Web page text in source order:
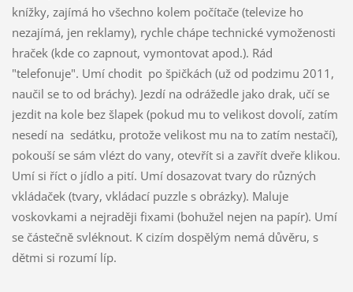
knížky, zajímá ho všechno kolem počítače (televize ho
nezajímá, jen reklamy), rychle chápe technické vymoženosti
hraček (kde co zapnout, vymontovat apod.). Rád
"telefonuje". Umí chodit po špičkách (už od podzimu 2011,
naučil se to od bráchy). Jezdí na odrážedle jako drak, učí se
jezdit na kole bez šlapek (pokud mu to velikost dovolí, zatím
nesedí na sedátku, protože velikost mu na to zatím nestačí),
pokouší se sám vlézt do vany, otevřít si a zavřít dveře klikou.
Umí si říct o jídlo a pití. Umí dosazovat tvary do různých
vkládaček (tvary, vkládací puzzle s obrázky). Maluje
voskovkami a nejraději fixami (bohužel nejen na papír). Umí
se částečně svléknout. K cizím dospělým nemá důvěru, s
dětmi si rozumí líp.